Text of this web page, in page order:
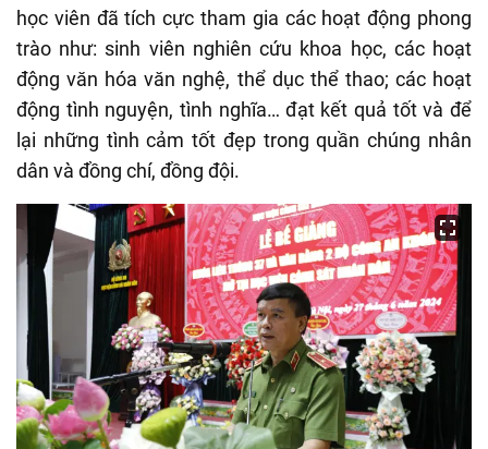
học viên đã tích cực tham gia các hoạt động phong
trào như: sinh viên nghiên cứu khoa học, các hoạt
động văn hóa văn nghệ, thể dục thể thao; các hoạt
động tình nguyện, tình nghĩa… đạt kết quả tốt và để
lại những tình cảm tốt đẹp trong quần chúng nhân
dân và đồng chí, đồng đội.